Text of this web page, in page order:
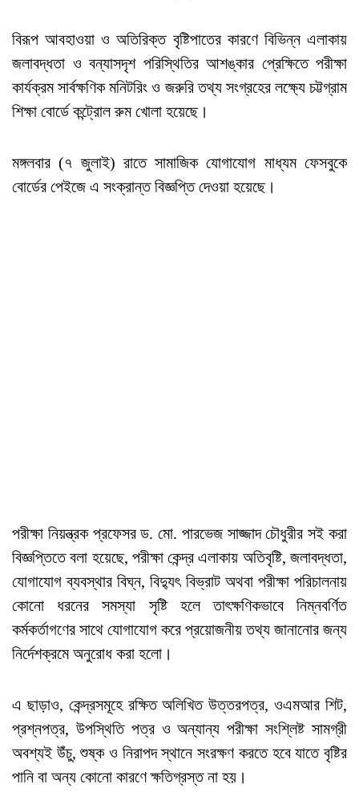
বিরূপ আবহাওয়া ও অতিরিক্ত বৃষ্টিপাতের কারণে বিভিন্ন এলাকায়
জলাবদ্ধতা ও বন্যাসদৃশ পরিস্থিতির আশঙ্কার প্রেক্ষিতে পরীক্ষা
কার্যক্রম সার্বক্ষণিক মনিটরিং ও জরুরি তথ্য সংগ্রহের লক্ষ্যে চট্টগ্রাম
শিক্ষা বোর্ডে কন্ট্রোল রুম খোলা হয়েছে।
মঙ্গলবার (৭ জুলাই) রাতে সামাজিক যোগাযোগ মাধ্যম ফেসবুকে
বোর্ডের পেইজে এ সংক্রান্ত বিজ্ঞপ্তি দেওয়া হয়েছে।
পরীক্ষা নিয়ন্ত্রক প্রফেসর ড. মো. পারভেজ সাজ্জাদ চৌধুরীর সই করা
বিজ্ঞপ্তিতে বলা হয়েছে, পরীক্ষা কেন্দ্র এলাকায় অতিবৃষ্টি, জলাবদ্ধতা,
যোগাযোগ ব্যবস্থার বিঘ্ন, বিদ্যুৎ বিভ্রাট অথবা পরীক্ষা পরিচালনায়
কোনো ধরনের সমস্যা সৃষ্টি হলে তাৎক্ষণিকভাবে নিম্নবর্ণিত
কর্মকর্তাগণের সাথে যোগাযোগ করে প্রয়োজনীয় তথ্য জানানোর জন্য
নির্দেশক্রমে অনুরোধ করা হলো।
এ ছাড়াও, কেন্দ্রসমূহে রক্ষিত অলিখিত উত্তরপত্র, ওএমআর শিট,
প্রশ্নপত্র, উপস্থিতি পত্র ও অন্যান্য পরীক্ষা সংশ্লিষ্ট সামগ্রী
অবশ্যই উঁচু, শুষ্ক ও নিরাপদ স্থানে সংরক্ষণ করতে হবে যাতে বৃষ্টির
পানি বা অন্য কোনো কারণে ক্ষতিগ্রস্ত না হয়।